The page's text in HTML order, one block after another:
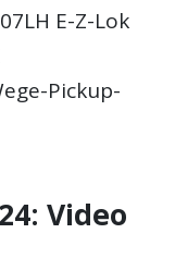
E-Z-Lok
Pickup-
Video